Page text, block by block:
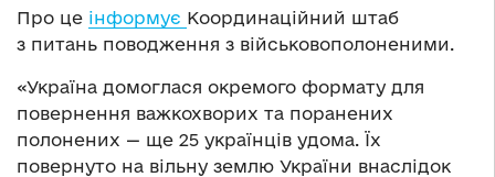
Про це інформує Координаційний штаб
з питань поводження з військовополоненими.
«Україна домоглася окремого формату для
повернення важкохворих та поранених
полонених — ще 25 українців удома. Їх
повернуто на вільну землю України внаслідок